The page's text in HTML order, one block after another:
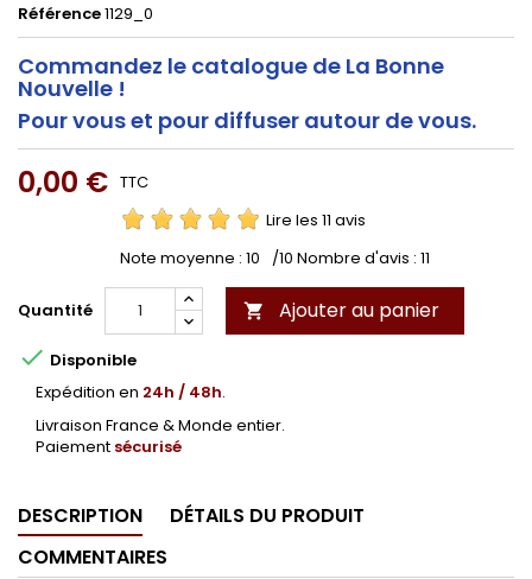
Référence1129_0
Commandez le catalogue de La Bonne
Nouvelle !
Pour vous et pour diffuser autour de vous.
0,00 € TTC
Lire les 11 avis
Note moyenne : 10 /10 Nombre d'avis : 11
Quantité  Ajouter au panier
 Disponible
Expédition en 24h / 48h.
Livraison France & Monde entier.
Paiement sécurisé
DESCRIPTION
DÉTAILS DU PRODUIT
COMMENTAIRES